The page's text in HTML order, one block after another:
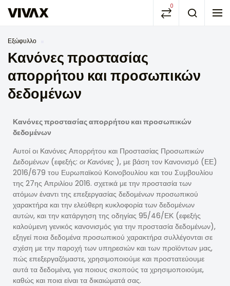
0
Εξώφυλλο
Κανόνες προστασίας
απορρήτου και προσωπικών
δεδομένων
Κανόνες προστασίας απορρήτου και προσωπικών
δεδομένων
Αυτοί οι Κανόνες Απορρήτου και Προστασίας Προσωπικών
Δεδομένων (εφεξής: οι Κανόνες ), με βάση τον Κανονισμό (ΕΕ)
2016/679 του Ευρωπαϊκού Κοινοβουλίου και του Συμβουλίου
της 27ης Απριλίου 2016. σχετικά με την προστασία των
ατόμων έναντι της επεξεργασίας δεδομένων προσωπικού
χαρακτήρα και την ελεύθερη κυκλοφορία των δεδομένων
αυτών, και την κατάργηση της οδηγίας 95/46/ΕΚ (εφεξής
καλούμενη γενικός κανονισμός για την προστασία δεδομένων),
εξηγεί ποια δεδομένα προσωπικού χαρακτήρα συλλέγονται σε
σχέση με την παροχή των υπηρεσιών και των προϊόντων μας,
πώς επεξεργαζόμαστε, χρησιμοποιούμε και προστατεύουμε
αυτά τα δεδομένα, για ποιους σκοπούς τα χρησιμοποιούμε,
καθώς και ποια είναι τα δικαιώματά σας.